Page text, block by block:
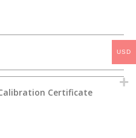
Certificate
USD